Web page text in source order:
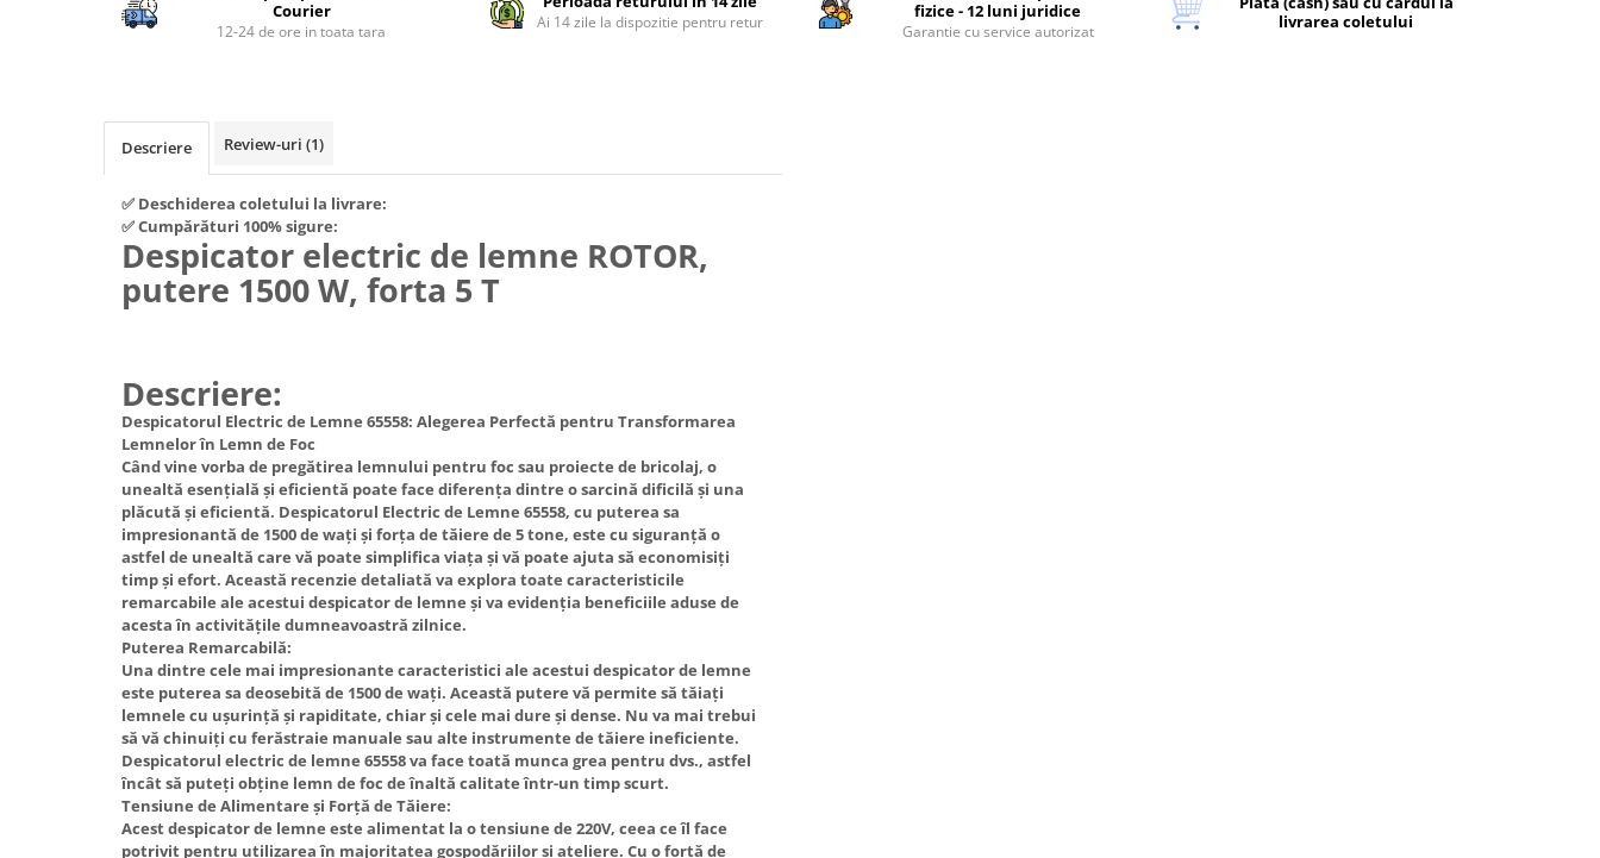
Piese si consumabile pentru
MOTOCOSITORI
Sere si solarii
Tocatoare fan, crengi, tulpini
Fierastraie electrice
Lampi solare
Masini de slefuit
Macarale si electopalane
gresie / faianta / parchet
Masini de canelat
Motoare termice
Motoare electrice
Nivela de masurat
Pistoale de impact electrice si
Pistoale de vopsit
Prelungitoare
Polizoare electrice de banc si
Rindele si freze pentru lemn
Redresoare auto - roboti de
Sobe pe gaz
Tunuri de caldura
Ventilatoare
Ventilatoare Industriale
Chiuvete bucatarie
Dozatoare de apa
Fiare de calcat / Mese pentru
Forme de prajituri
Hote Decorative
Hote Telescopice
Hote Traditionale
Hote Incorporabile
Hote Cupolare
Accesorii, consumabile hote
Masini de tocat carne
Masini de carnati ( CARNATARI )
Masini de spalat vase
Courier
12-24 de ore in toata tara Ai 14 zile la dispozitie pentru retur
fizice - 12 luni juridice
Garantie cu service autorizat
livrarea coletului
Descriere Review-uri (1)
✅ Deschiderea coletului la livrare:
✅ Cumpărături 100% sigure:
Despicator electric de lemne ROTOR,
putere 1500 W, forta 5 T
Descriere:
Despicatorul Electric de Lemne 65558: Alegerea Perfectă pentru Transformarea
Lemnelor în Lemn de Foc
Când vine vorba de pregătirea lemnului pentru foc sau proiecte de bricolaj, o
unealtă esențială și eficientă poate face diferența dintre o sarcină dificilă și una
plăcută și eficientă. Despicatorul Electric de Lemne 65558, cu puterea sa
impresionantă de 1500 de wați și forța de tăiere de 5 tone, este cu siguranță o
astfel de unealtă care vă poate simplifica viața și vă poate ajuta să economisiți
timp și efort. Această recenzie detaliată va explora toate caracteristicile
remarcabile ale acestui despicator de lemne și va evidenția beneficiile aduse de
acesta în activitățile dumneavoastră zilnice.
Puterea Remarcabilă:
Una dintre cele mai impresionante caracteristici ale acestui despicator de lemne
este puterea sa deosebită de 1500 de wați. Această putere vă permite să tăiați
lemnele cu ușurință și rapiditate, chiar și cele mai dure și dense. Nu va mai trebui
să vă chinuiți cu ferăstraie manuale sau alte instrumente de tăiere ineficiente.
Despicatorul electric de lemne 65558 va face toată munca grea pentru dvs., astfel
încât să puteți obține lemn de foc de înaltă calitate într-un timp scurt.
Tensiune de Alimentare și Forță de Tăiere:
Acest despicator de lemne este alimentat la o tensiune de 220V, ceea ce îl face
potrivit pentru utilizarea în majoritatea gospodăriilor și ateliere. Cu o forță de